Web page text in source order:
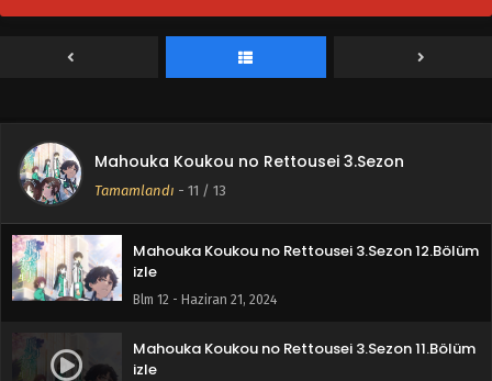
Mahouka Koukou no Rettousei 3.Sezon
Tamamlandı - 11 / 13
Mahouka Koukou no Rettousei 3.Sezon 13.Bölüm
izle Final
Mahouka Koukou no Rettousei 3.Sezon 12.Bölüm
izle
Blm 12 - Haziran 21, 2024
Mahouka Koukou no Rettousei 3.Sezon 11.Bölüm
izle